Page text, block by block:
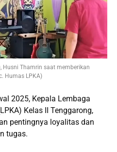
Husni Thamrin saat memberikan
Humas LPKA)
2025, Kepala Lembaga
Kelas II Tenggarong,
pentingnya loyalitas dan
tugas.